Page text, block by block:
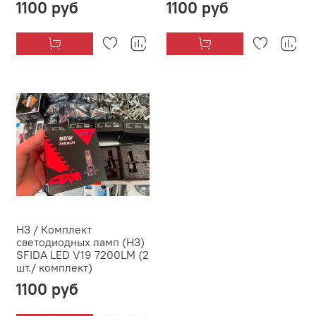
1100 руб 1100 руб
H3 / Комплект
светодиодных ламп (H3)
SFIDA LED V19 7200LM (2
шт./ комплект)
1100 руб